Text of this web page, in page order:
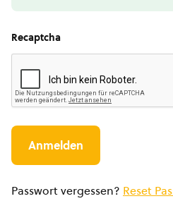
Recaptcha
Passwort vergessen? Reset